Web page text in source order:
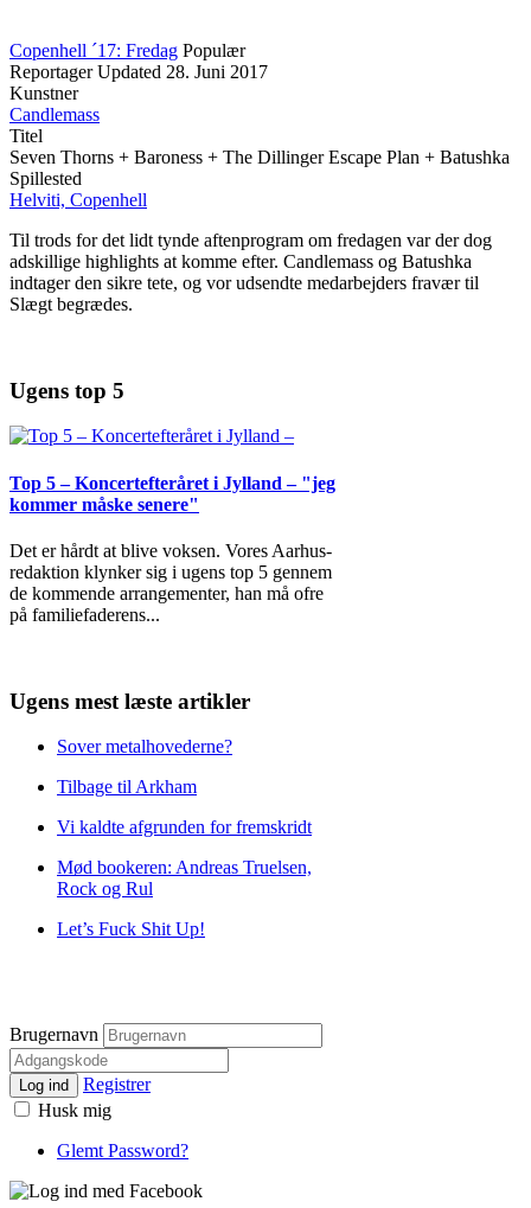
Copenhell ´17: Fredag Populær
Reportager Updated 28. Juni 2017
Kunstner
Candlemass
Titel
Seven Thorns + Baroness + The Dillinger Escape Plan + Batushka
Spillested
Helviti, Copenhell
Til trods for det lidt tynde aftenprogram om fredagen var der dog
adskillige highlights at komme efter. Candlemass og Batushka
indtager den sikre tete, og vor udsendte medarbejders fravær til
Slægt begrædes.
Ugens top 5
Top 5 – Koncertefteråret i Jylland – "jeg
kommer måske senere"
Det er hårdt at blive voksen. Vores Aarhus-
redaktion klynker sig i ugens top 5 gennem
de kommende arrangementer, han må ofre
på familiefaderens...
Ugens mest læste artikler
Sover metalhovederne?
Tilbage til Arkham
Vi kaldte afgrunden for fremskridt
Mød bookeren: Andreas Truelsen,
Rock og Rul
Let’s Fuck Shit Up!
Brugernavn
Log ind
Registrer
Husk mig
Glemt Password?